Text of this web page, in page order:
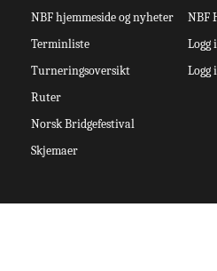
NBF hjemmeside og nyheter
Terminliste
Turneringsoversikt
Ruter
Norsk Bridgefestival
Skjemaer
NBF
Logg